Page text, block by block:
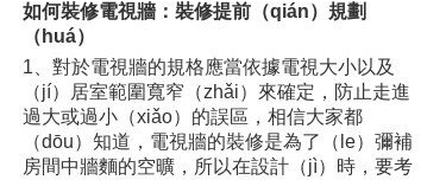
如何裝修電視牆：裝修提前（qián）規劃
（huá）
1、對於電視牆的規格應當依據電視大小以及
（jí）居室範圍寬窄（zhǎi）來確定，防止走進
過大或過小（xiǎo）的誤區，相信大家都
（dōu）知道，電視牆的裝修是為了（le）彌補
房間中牆麵的空曠，所以在設計（jì）時，要考